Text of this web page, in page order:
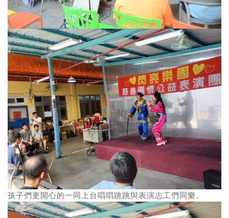
孩子們更開心的一同上台唱唱跳跳與表演志工們同樂。